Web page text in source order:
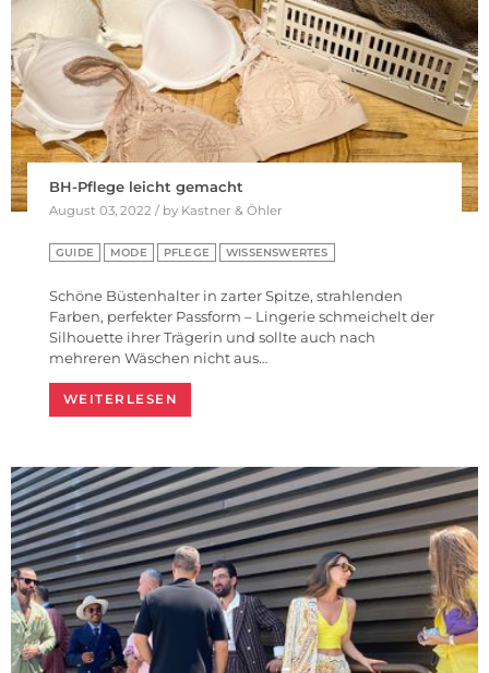
BH-Pflege leicht gemacht
August 03, 2022 / by Kastner & Öhler
GUIDE MODE PFLEGE WISSENSWERTES
Schöne Büstenhalter in zarter Spitze, strahlenden
Farben, perfekter Passform – Lingerie schmeichelt der
Silhouette ihrer Trägerin und sollte auch nach
mehreren Wäschen nicht aus…
WEITERLESEN